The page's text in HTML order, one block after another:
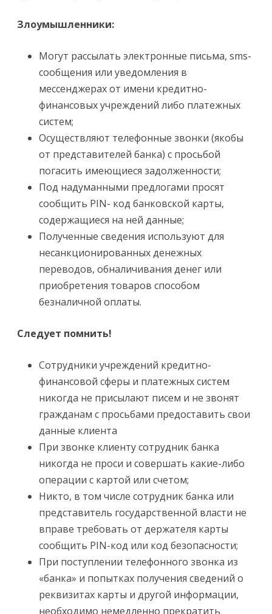
Злоумышленники:
Могут рассылать электронные письма, sms-
сообщения или уведомления в
мессенджерах от имени кредитно-
финансовых учреждений либо платежных
систем;
Осуществляют телефонные звонки (якобы
от представителей банка) с просьбой
погасить имеющиеся задолженности;
Под надуманными предлогами просят
сообщить PIN- код банковской карты,
содержащиеся на ней данные;
Полученные сведения используют для
несанкционированных денежных
переводов, обналичивания денег или
приобретения товаров способом
безналичной оплаты.
Следует помнить!
Сотрудники учреждений кредитно-
финансовой сферы и платежных систем
никогда не присылают писем и не звонят
гражданам с просьбами предоставить свои
данные клиента
При звонке клиенту сотрудник банка
никогда не проси и совершать какие-либо
операции с картой или счетом;
Никто, в том числе сотрудник банка или
представитель государственной власти не
вправе требовать от держателя карты
сообщить PIN-код или код безопасности;
При поступлении телефонного звонка из
«банка» и попытках получения сведений о
реквизитах карты и другой информации,
необходимо немедленно прекратить